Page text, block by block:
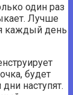
один раз
Лучше
каждый день
будет
наступят.